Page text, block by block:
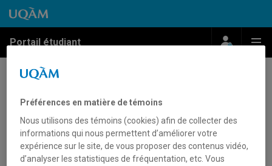
Passer au contenu
Accéder au menu principal
Accéder à la recherche
Passer au contenu
Accéder au menu principal
Portail étudiant Menu
les stratégies de recherche
d’emploi
juillet 6, 2023
Préférences en matière de témoins
Nous utilisons des témoins (cookies) afin de collecter des
informations qui nous permettent d’améliorer votre
expérience sur le site, de vous proposer des contenus vidéo,
d’analyser les statistiques de fréquentation, etc. Vous